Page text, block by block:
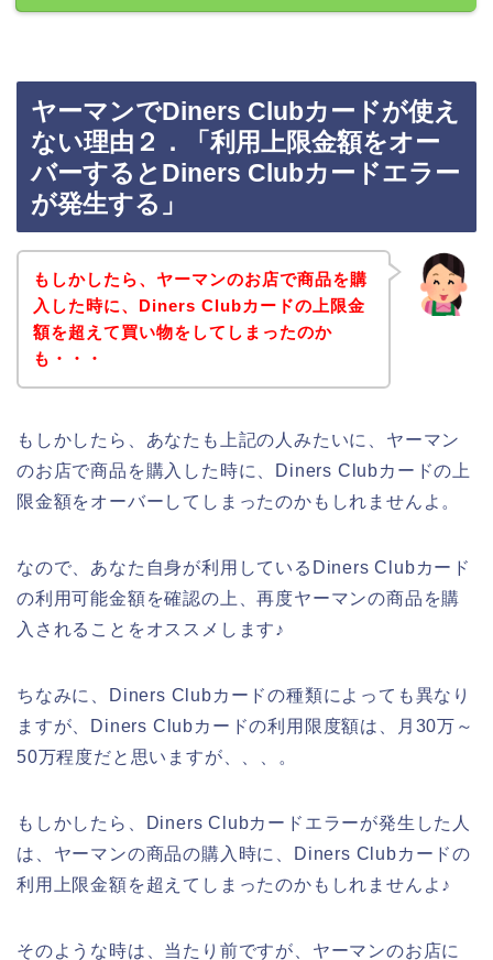
ヤーマンでDiners Clubカードが使え
ない理由２．「利用上限金額をオー
バーするとDiners Clubカードエラー
が発生する」
もしかしたら、ヤーマンのお店で商品を購
入した時に、Diners Clubカードの上限金
額を超えて買い物をしてしまったのか
も・・・
もしかしたら、あなたも上記の人みたいに、ヤーマン
のお店で商品を購入した時に、Diners Clubカードの上
限金額をオーバーしてしまったのかもしれませんよ。
なので、あなた自身が利用しているDiners Clubカード
の利用可能金額を確認の上、再度ヤーマンの商品を購
入されることをオススメします♪
ちなみに、Diners Clubカードの種類によっても異なり
ますが、Diners Clubカードの利用限度額は、月30万～
50万程度だと思いますが、、、。
もしかしたら、Diners Clubカードエラーが発生した人
は、ヤーマンの商品の購入時に、Diners Clubカードの
利用上限金額を超えてしまったのかもしれませんよ♪
そのような時は、当たり前ですが、ヤーマンのお店に